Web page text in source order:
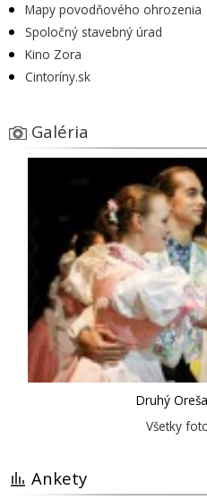
Mapy povodňového ohrozenia
Spoločný stavebný úrad
Kino Zora
Cintoríny.sk
Galéria
Druhý
Všetky
Ankety